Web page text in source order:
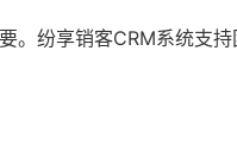
。纷享销客CRM系统支